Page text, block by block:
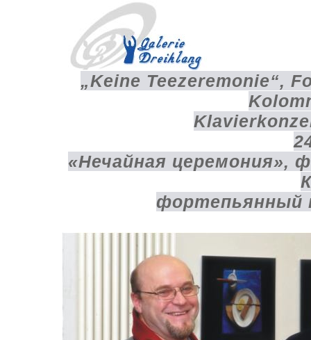
„Keine Teezeremonie“,
«Нечайная
фортепьянный